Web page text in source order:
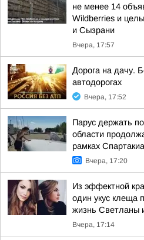
не менее 14
Wildberries и
и Сызрани
Вчера, 17:57
Дорога на дачу.
автодорогах
Вчера, 17:52
Парус держать
области
рамках
Вчера, 17:20
Из эффектной
один укус клеща
жизнь Светланы
Вчера, 17:14